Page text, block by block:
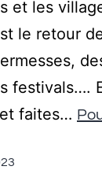
et les
le retour
festivals….
faites…